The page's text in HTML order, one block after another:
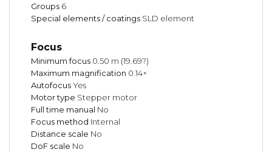
Groups 6
Special elements / coatings SLD element
Focus
Minimum focus 0.50 m (19.69?)
Maximum magnification 0.14×
AutofocusYes
Motor type Stepper motor
Full time manual No
Focus method Internal
Distance scale No
DoF scale No